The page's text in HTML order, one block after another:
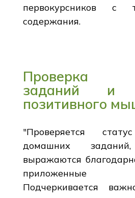
первокурсников с
содержания.
Проверка
заданий и
позитивного
"Проверяется
домашних
выражаются
приложенные
Подчеркивается